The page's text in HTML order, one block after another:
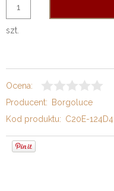
szt.
Ocena:
Producent: Borgoluce
Kod produktu: C20E-124D4